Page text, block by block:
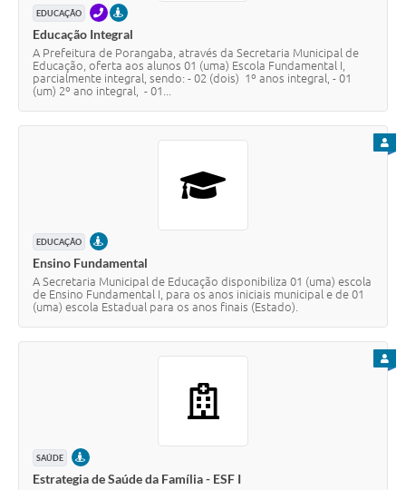
EDUCAÇÃO TELEFONEPRESENCIAL
Educação Integral
A Prefeitura de Porangaba, através da Secretaria Municipal de
Educação, oferta aos alunos 01 (uma) Escola Fundamental I,
parcialmente integral, sendo: - 02 (dois) 1º anos integral, - 01
(um) 2º ano integral, - 01...
EDUCAÇÃO PRESENCIAL
Ensino Fundamental
A Secretaria Municipal de Educação disponibiliza 01 (uma) escola
de Ensino Fundamental I, para os anos iniciais municipal e de 01
(uma) escola Estadual para os anos finais (Estado).
SAÚDE PRESENCIAL
Estrategia de Saúde da Família - ESF I